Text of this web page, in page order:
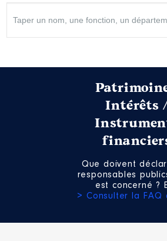
Intérêts
Que doivent
responsables
est concerné ?
> Consulter la FAQ